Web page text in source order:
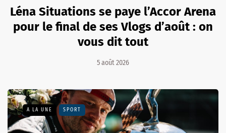
Léna Situations se paye l’Accor Arena
pour le final de ses Vlogs d’août : on
vous dit tout
5 août 2026
A LA UNE SPORT